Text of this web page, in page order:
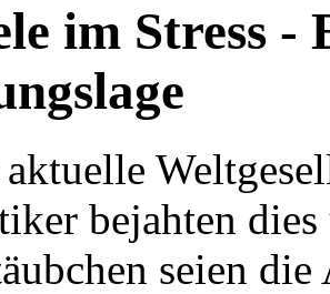
im Stress -
bejahten
seien